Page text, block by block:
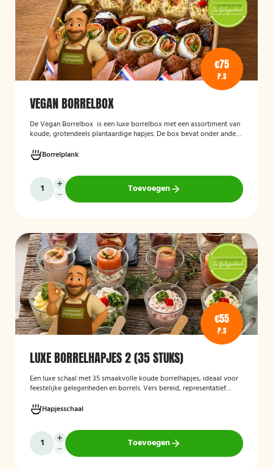
€75
P.S
VEGAN BORRELBOX
DeVegan Borrelbox is een luxe borrelbox met een assortiment van
koude, grotendeels plantaardige hapjes. De box bevat onder andere
groenten, crostini’s en andere smaakvolle borrelhapjes die direct
serveerklaar zijn voor een feest, borrel of bijeenkomst.
Borrelplank
Toevoegen
€55
P.S
LUXE BORRELHAPJES 2 (35 STUKS)
Een luxe schaal met 35 smaakvolle koude borrelhapjes, ideaal voor
feestelijke gelegenheden en borrels. Vers bereid, representatief
Hapjesschaal
Toevoegen